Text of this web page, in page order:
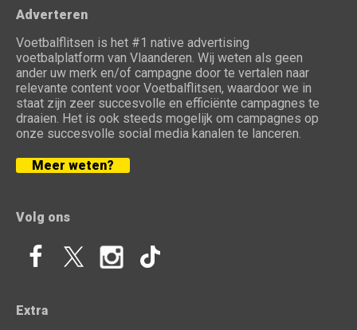
Adverteren
Voetbalflitsen is het #1 native advertising
voetbalplatform van Vlaanderen. Wij weten als geen
ander uw merk en/of campagne door te vertalen naar
relevante content voor Voetbalflitsen, waardoor we in
staat zijn zeer succesvolle en efficiënte campagnes te
draaien. Het is ook steeds mogelijk om campagnes op
onze succesvolle social media kanalen te lanceren.
Meer weten?
Volg ons
Extra